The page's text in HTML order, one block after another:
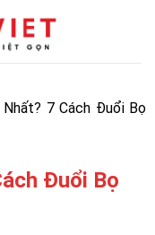
7 Cách Đuổi Bọ
Đuổi Bọ